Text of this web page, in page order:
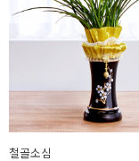
철골소심